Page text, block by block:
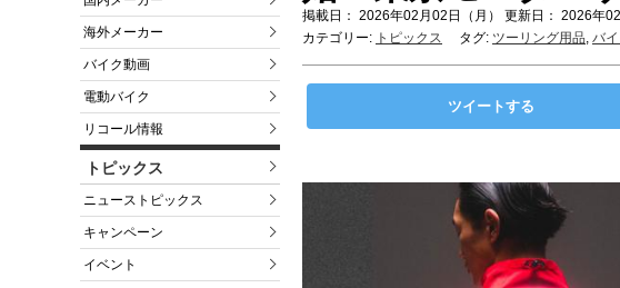
海外メーカー
バイク動画
電動バイク
リコール情報
トピックス
ニューストピックス
キャンペーン
イベント
掲載日： 2026年02月02日（月） 更新日： 2026年02
カテゴリー: トピックス タグ: ツーリング用品, バ
ツイートする